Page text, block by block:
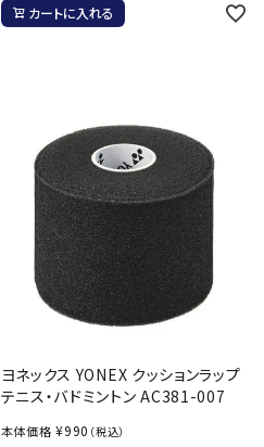
ライト・ランタン
カートに入れる
ヨネックス YONEX クッションラップ
テニス・バドミントン AC381-007
本体価格 ¥990 （税込）